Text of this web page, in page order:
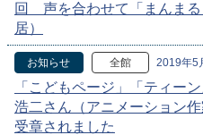
回 声を合わせて「まんま
居）
お知らせ 全館 2019年5
「こどもページ」「ティー
浩二さん（アニメーション
受章されました